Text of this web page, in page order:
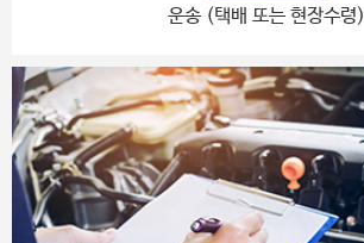
운송 (택배 또는 현장수령)